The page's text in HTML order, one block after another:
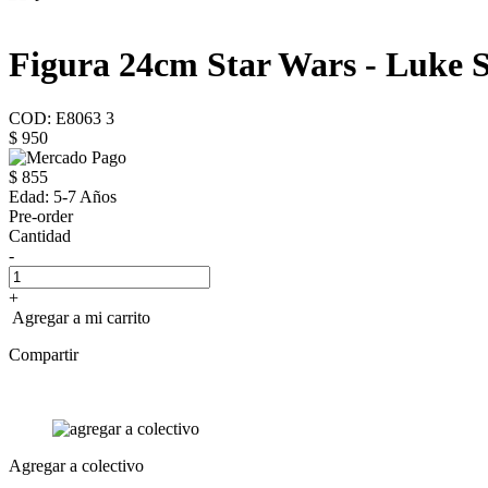
Figura 24cm Star Wars - Luke
COD: E8063 3
$ 950
$ 855
Edad: 5-7 Años
Pre-order
Cantidad
-
+
Agregar a mi carrito
Compartir
Agregar a colectivo